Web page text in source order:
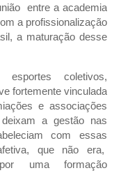
entre a academia
a profissionalização
a maturação desse
coletivos,
fortemente vinculada
e associações
a gestão nas
com essas
que não era,
por uma formação